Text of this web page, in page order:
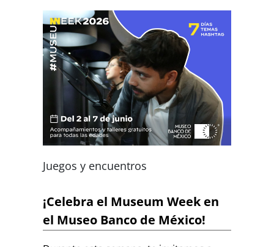
Juegos y encuentros
¡Celebra el Museum Week en
el Museo Banco de México!